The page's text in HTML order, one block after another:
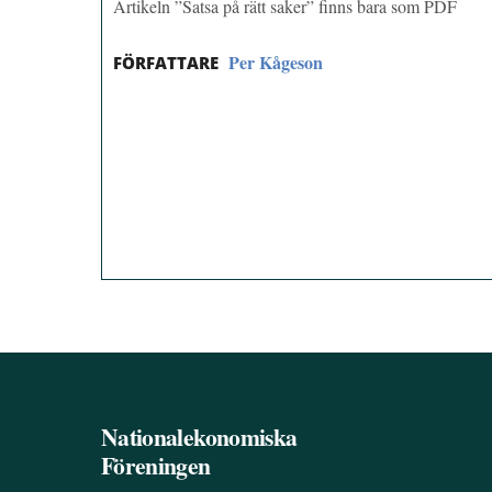
Artikeln ”Satsa på rätt saker” finns bara som PDF
FÖRFATTARE Per Kågeson
Nationalekonomiska
Föreningen